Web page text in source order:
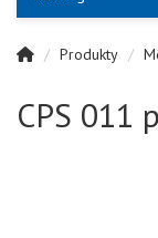
Produkty
CPS 011